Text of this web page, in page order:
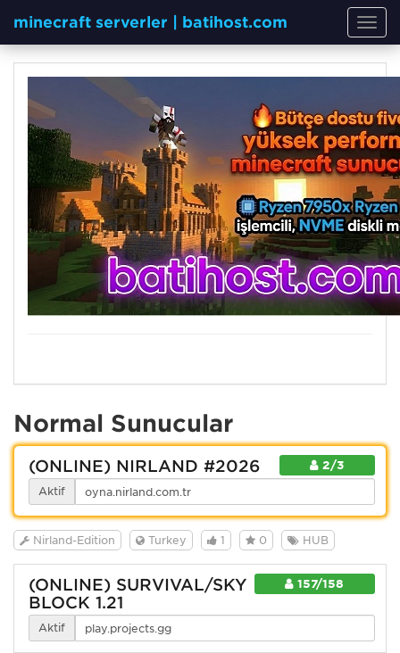
minecraft serverler | batihost.com
Normal Sunucular
2/3
(ONLINE) NİRLAND #2026
Aktif
Nirland-Edition Turkey 1 0 HUB
157/158
(ONLINE) SURVIVAL/SKY
BLOCK 1.21
Aktif